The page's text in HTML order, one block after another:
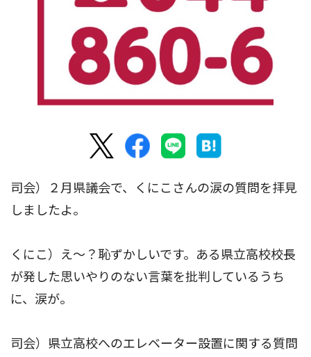
司会）２月県議会で、くにこさんの涙の質問を拝見
しましたよ。
くにこ）え〜？恥ずかしいです。ある県立高校校長
が発した思いやりのない言葉を批判しているうち
に、涙が。
司会）県立高校へのエレベーター設置に関する質問